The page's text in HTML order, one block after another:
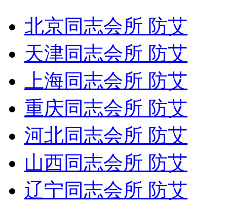
北京同志会所 防艾
天津同志会所 防艾
上海同志会所 防艾
重庆同志会所 防艾
河北同志会所 防艾
山西同志会所 防艾
辽宁同志会所 防艾